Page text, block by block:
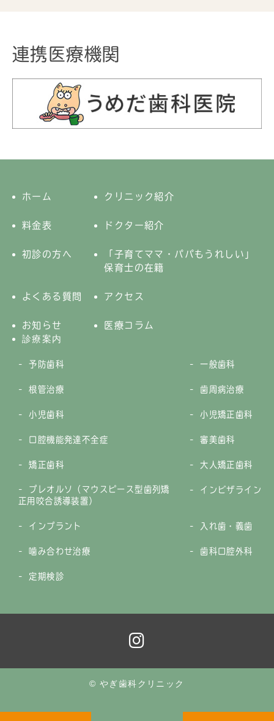
連携医療機関
ホーム クリニック紹介
料金表 ドクター紹介
初診の方へ
「子育てママ・パパもうれしい」
保育士の在籍
よくある質問 アクセス
お知らせ 医療コラム
診療案内
予防歯科 一般歯科
根管治療 歯周病治療
小児歯科 小児矯正歯科
口腔機能発達不全症 審美歯科
矯正歯科 大人矯正歯科
プレオルソ（マウスピース型歯列矯
正用咬合誘導装置）
インビザライン
インプラント 入れ歯・義歯
噛み合わせ治療 歯科口腔外科
定期検診
© やぎ歯科クリニック